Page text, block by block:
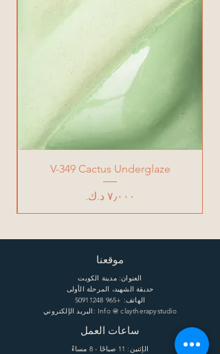
V-349 Cactus Underglaze
السعر
موقعنا
العنوان: مدينة الكويت
حديقة الشهيد، المرحلة الأولى
الهاتف: +965 50911248
البريد الإلكتروني: Info @ claytherapystudio
ساعات العمل
الإثنين: 11 صباحًا - 8 مساءً